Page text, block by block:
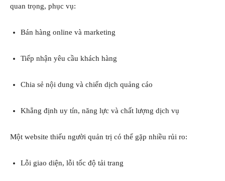
quan trọng, phục vụ:
Bán hàng online và marketing
Tiếp nhận yêu cầu khách hàng
Chia sẻ nội dung và chiến dịch quảng cáo
Khẳng định uy tín, năng lực và chất lượng dịch vụ
Một website thiếu người quản trị có thể gặp nhiều rủi ro:
Lỗi giao diện, lỗi tốc độ tải trang